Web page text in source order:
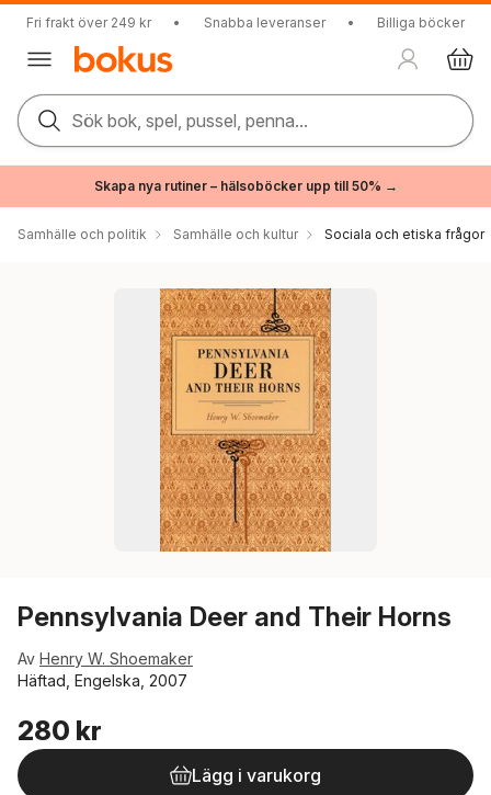
Fri frakt över 249 kr • Snabba leveranser • Billiga böcker
Sök bok, spel, pussel, penna...
Skapa nya rutiner – hälsoböcker upp till 50% →
Samhälle och politik Samhälle och kultur Sociala och etiska frågor
Pennsylvania Deer and Their Horns
Av Henry W. Shoemaker
Häftad, Engelska, 2007
280 kr
Lägg i varukorg